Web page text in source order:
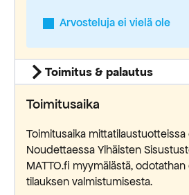
Arvosteluja ei vielä ole
Toimitus & palautus
Toimitusaika
Toimitusaika mittatilaustuotteissa
Noudettaessa Ylhäisten
MATTO.fi myymälästä,
tilauksen valmistumisesta.